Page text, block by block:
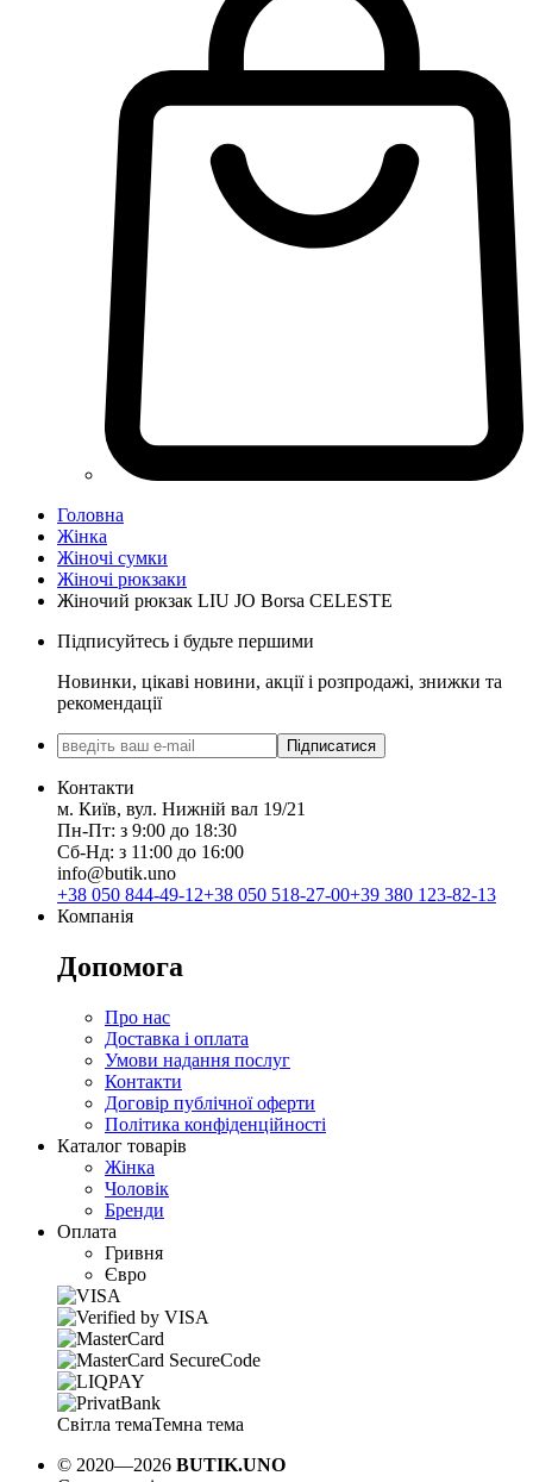
Головна
Жінка
Жіночі сумки
Жіночі рюкзаки
Жіночий рюкзак LIU JO Borsa CELESTE
Підписуйтесь і будьте першими
Новинки, цікаві новини, акції і розпродажі, знижки та
рекомендації
Підписатися
Контакти
м. Київ, вул. Нижній вал 19/21
Пн-Пт: з 9:00 до 18:30
Сб-Нд: з 11:00 до 16:00
info@butik.uno
+38 050 844-49-12+38 050 518-27-00+39 380 123-82-13
Компанія
Допомога
Про нас
Доставка і оплата
Умови надання послуг
Контакти
Договір публічної оферти
Політика конфіденційності
Каталог товарів
Жінка
Чоловік
Бренди
Оплата
Гривня
Євро
Світла темаТемна тема
© 2020—2026 BUTIK.UNO